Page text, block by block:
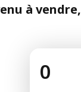
à vendre,
0